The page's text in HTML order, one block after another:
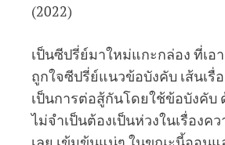
(2022)
เป็นซีปรี่ย์มาใหม่แกะกล่อง ที่เอ
ถูกใจซีปรี่ย์แนวข้อบังคับ เส้นเรื่
เป็นการต่อสู้กันโดยใช้ข้อบังคับ
ไม่จำเป็นต้องเป็นห่วงในเรื่องค